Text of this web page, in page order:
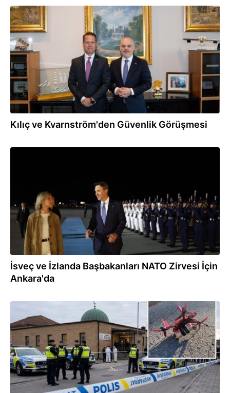
07.07.2026
Kılıç ve Kvarnström'den Güvenlik Görüşmesi
İsveç ve İzlanda Başbakanları NATO Zirvesi İçin
Ankara'da